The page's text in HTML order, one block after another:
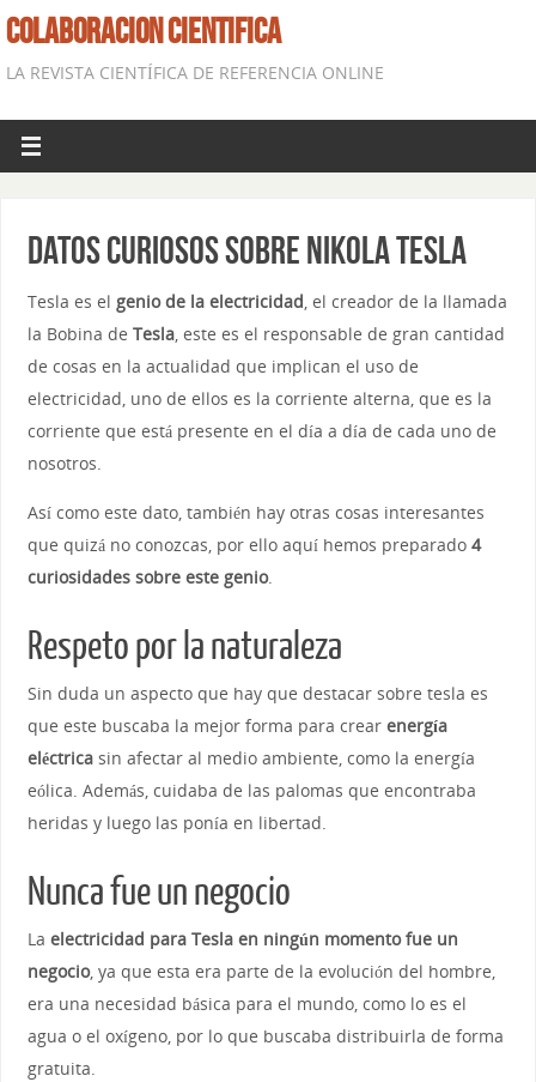
COLABORACION CIENTIFICA
LA REVISTA CIENTÍFICA DE REFERENCIA ONLINE
Datos curiosos sobre Nikola Tesla
Tesla es el genio de la electricidad , el creador de la llamada
la Bobina de Tesla, este es el responsable de gran cantidad
de cosas en la actualidad que implican el uso de
electricidad, uno de ellos es la corriente alterna, que es la
corriente que está presente en el día a día de cada uno de
nosotros.
Así como este dato, también hay otras cosas interesantes
que quizá no conozcas, por ello aquí hemos preparado 4
curiosidades sobre este genio.
Respeto por la naturaleza
Sin duda un aspecto que hay que destacar sobre tesla es
que este buscaba la mejor forma para crear energía
eléctricasin afectar al medio ambiente, como la energía
eólica. Además, cuidaba de las palomas que encontraba
heridas y luego las ponía en libertad.
Nunca fue un negocio
La electricidad para Tesla en ningún momento fue un
negocio, ya que esta era parte de la evolución del hombre,
era una necesidad básica para el mundo, como lo es el
agua o el oxígeno, por lo que buscaba distribuirla de forma
gratuita.